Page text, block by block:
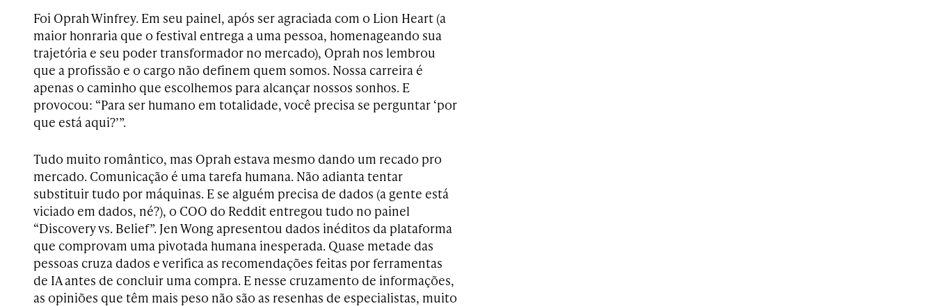
Foi Oprah Winfrey. Em seu painel, após ser agraciada com o Lion Heart (a
maior honraria que o festival entrega a uma pessoa, homenageando sua
trajetória e seu poder transformador no mercado), Oprah nos lembrou
que a profissão e o cargo não definem quem somos. Nossa carreira é
apenas o caminho que escolhemos para alcançar nossos sonhos. E
provocou: “Para ser humano em totalidade, você precisa se perguntar ‘por
que está aqui?’”.
Tudo muito romântico, mas Oprah estava mesmo dando um recado pro
mercado. Comunicação é uma tarefa humana. Não adianta tentar
substituir tudo por máquinas. E se alguém precisa de dados (a gente está
viciado em dados, né?), o COO do Reddit entregou tudo no painel
“Discovery vs. Belief”. Jen Wong apresentou dados inéditos da plataforma
que comprovam uma pivotada humana inesperada. Quase metade das
pessoas cruza dados e verifica as recomendações feitas por ferramentas
de IA antes de concluir uma compra. E nesse cruzamento de informações,
as opiniões que têm mais peso não são as resenhas de especialistas, muito